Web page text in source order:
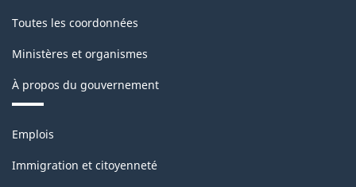
Toutes les coordonnées
Ministères et organismes
À propos du gouvernement
Thèmes
sujets
Emplois
Immigration et citoyenneté